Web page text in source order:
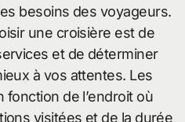
besoins des voyageurs.
une croisière est de
et de déterminer
à vos attentes. Les
fonction de l’endroit où
visitées et de la durée